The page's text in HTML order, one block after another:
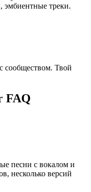
эмбиентные треки.
сообществом. Твой
FAQ
песни с вокалом и
несколько версий